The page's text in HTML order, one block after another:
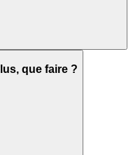
que faire ?